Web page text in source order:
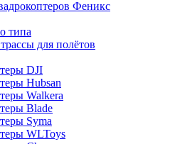
Феникс
типа
для полётов
DJI
Hubsan
Walkera
Blade
Syma
WLToys